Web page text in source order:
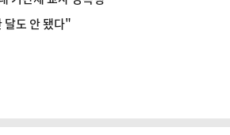
도 안 됐다"